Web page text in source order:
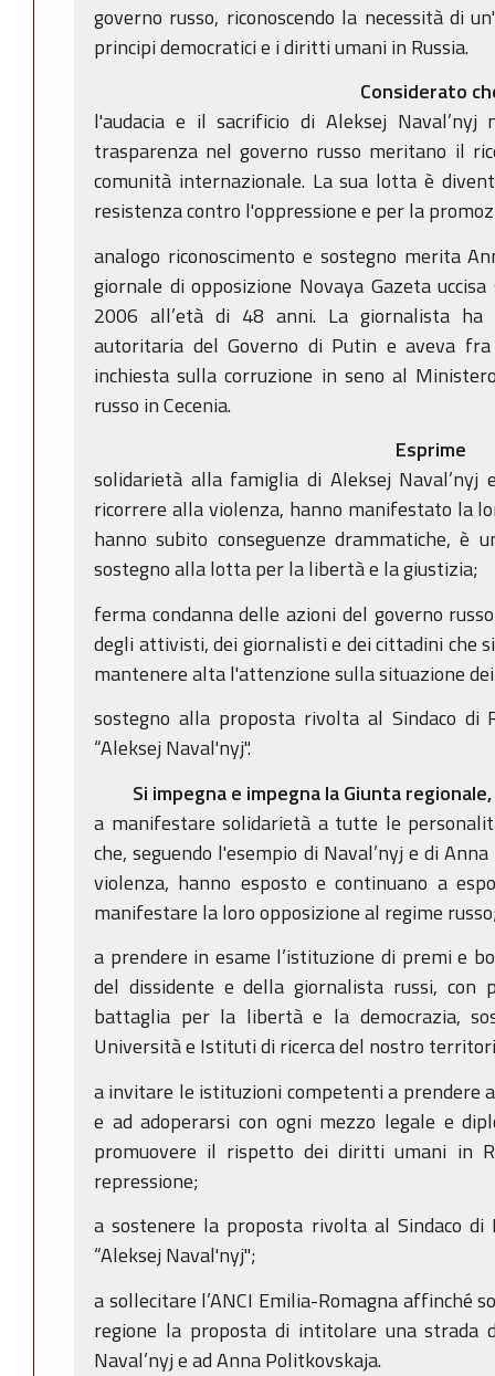
governo russo, riconoscendo la necessità di
principi democratici e i diritti umani in Russia.
Considerato
l'audacia e il sacrificio di Aleksej
trasparenza nel governo russo meritano il
comunità internazionale. La sua lotta è
resistenza contro l'oppressione e per la
analogo riconoscimento e sostegno merita
giornale di opposizione Novaya Gazeta
2006 all’età di 48 anni. La giornalista
autoritaria del Governo di Putin e aveva
inchiesta sulla corruzione in seno al
russo in Cecenia.
Esprime
solidarietà alla famiglia di Aleksej
ricorrere alla violenza, hanno manifestato la
hanno subito conseguenze drammatiche, è
sostegno alla lotta per la libertà e la giustizia;
ferma condanna delle azioni del governo
degli attivisti, dei giornalisti e dei cittadini che
mantenere alta l'attenzione sulla situazione
sostegno alla proposta rivolta al Sindaco
“Aleksej Naval'nyj".
Si impegna e impegna la Giunta
a manifestare solidarietà a tutte le
che, seguendo l'esempio di Naval’nyj e di
violenza, hanno esposto e continuano a
manifestare la loro opposizione al regime
a prendere in esame l’istituzione di premi e
del dissidente e della giornalista russi, con
battaglia per la libertà e la democrazia,
Università e Istituti di ricerca del nostro
a invitare le istituzioni competenti a prendere
e ad adoperarsi con ogni mezzo legale e
promuovere il rispetto dei diritti umani in
repressione;
a sostenere la proposta rivolta al Sindaco
“Aleksej Naval'nyj";
a sollecitare l’ANCI Emilia-Romagna affinché
regione la proposta di intitolare una strada
Naval’nyj e ad Anna Politkovskaja.